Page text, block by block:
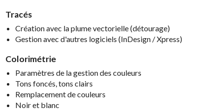
Tracés
Création avec la plume vectorielle (détourage)
Gestion avec d'autres logiciels (InDesign / Xpress)
Colorimétrie
Paramètres de la gestion des couleurs
Tons foncés, tons clairs
Remplacement de couleurs
Noir et blanc